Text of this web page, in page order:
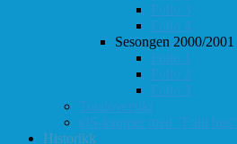
Follo 3
Follo 4
Sesongen 2000/2001
Follo 1
Follo 2
Follo 3
Totaloversikt
ØS-kamper med "Fullt hus"
Historikk